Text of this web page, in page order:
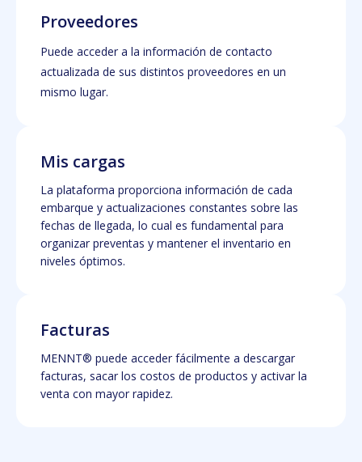
Proveedores
Puede acceder a la información de contacto
actualizada de sus distintos proveedores en un
mismo lugar.
Mis cargas
La plataforma proporciona información de cada
embarque y actualizaciones constantes sobre las
fechas de llegada, lo cual es fundamental para
organizar preventas y mantener el inventario en
niveles óptimos.
Facturas
MENNT® puede acceder fácilmente a descargar
facturas, sacar los costos de productos y activar la
venta con mayor rapidez.